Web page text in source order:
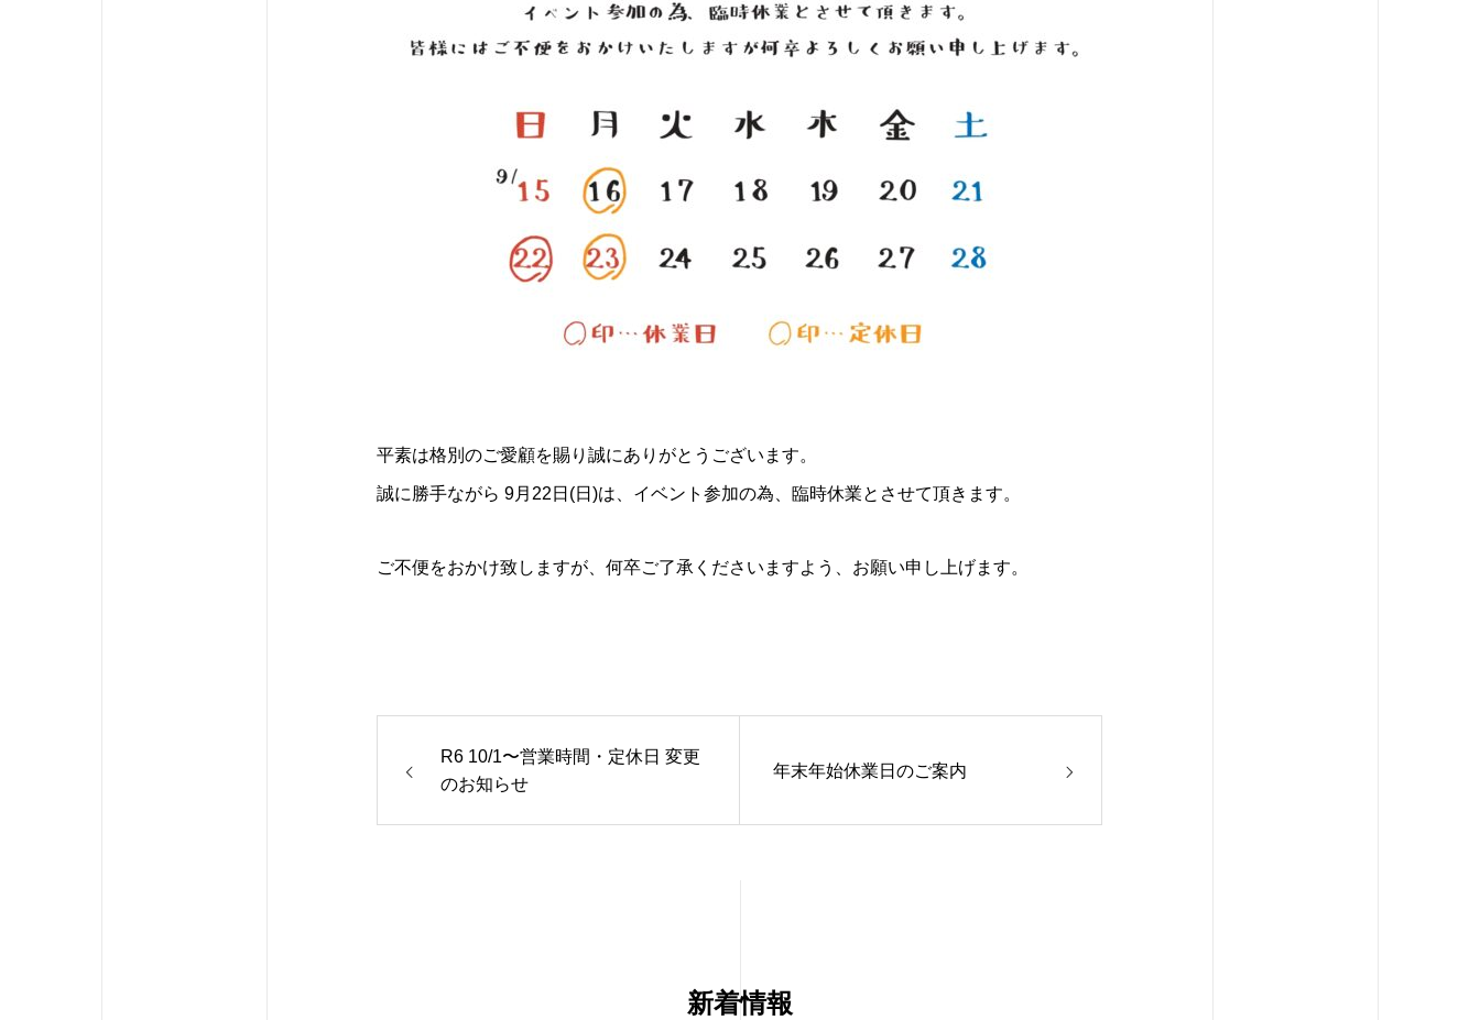
平素は格別のご愛顧を賜り誠にありがとうございます。
誠に勝手ながら 9月22日(日)は、イベント参加の為、臨時休業とさせて頂きます。
ご不便をおかけ致しますが、何卒ご了承くださいますよう、お願い申し上げます。
R6 10/1〜営業時間・定休日 変更
のお知らせ
年末年始休業日のご案内
新着情報